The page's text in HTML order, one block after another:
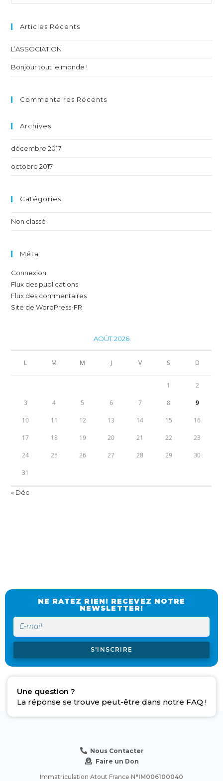
Articles Récents
L’ASSOCIATION
Bonjour tout le monde !
Commentaires Récents
Archives
décembre 2017
octobre 2017
Catégories
Non classé
Méta
Connexion
Flux des publications
Flux des commentaires
Site de WordPress-FR
AOÛT 2026
L M M J V S D
1 2
3 4 5 6 7 8 9
10 11 12 13 14 15 16
17 18 19 20 21 22 23
24 25 26 27 28 29 30
31
« Déc
NE RATEZ RIEN! RECEVEZ NOTRE
NEWSLETTER!
S'INSCRIRE
Une question ?
La réponse se trouve peut-être dans notre FAQ !
Nous Contacter
Faire un Don
Immatriculation Atout France N°IM006100040